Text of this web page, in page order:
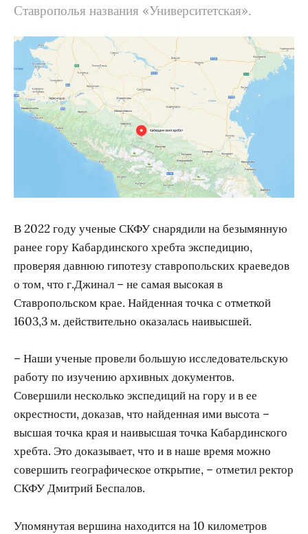
Ставрополья названия «Университетская».
В 2022 году ученые СКФУ снарядили на безымянную
ранее гору Кабардинского хребта экспедицию,
проверяя давнюю гипотезу ставропольских краеведов
о том, что г.Джинал – не самая высокая в
Ставропольском крае. Найденная точка с отметкой
1603,3 м. действительно оказалась наивысшей.
– Наши ученые провели большую исследовательскую
работу по изучению архивных документов.
Совершили несколько экспедиций на гору и в ее
окрестности, доказав, что найденная ими высота –
высшая точка края и наивысшая точка Кабардинского
хребта. Это доказывает, что и в наше время можно
совершить географическое открытие, – отметил ректор
СКФУ Дмитрий Беспалов.
Упомянутая вершина находится на 10 километров